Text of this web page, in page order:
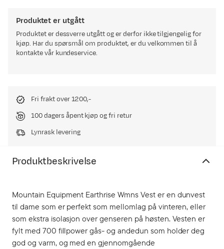
Produktet er utgått
Produktet er dessverre utgått og er derfor ikke tilgjengelig for
kjøp. Har du spørsmål om produktet, er du velkommen til å
kontakte vår kundeservice.
Fri frakt over 1200,-
100 dagers åpent kjøp og fri retur
Lynrask levering
Produktbeskrivelse
Mountain Equipment Earthrise Wmns Vest er en dunvest
til dame som er perfekt som mellomlag på vinteren, eller
som ekstra isolasjon over genseren på høsten. Vesten er
fylt med 700 fillpower gås- og andedun som holder deg
god og varm, og med en gjennomgående